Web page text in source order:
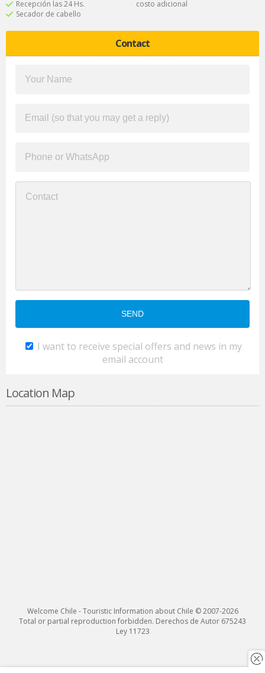
Recepción las 24 Hs.
Secador de cabello
costo adicional
Contact
I want to receive special offers and news in my
email account
Location Map
Welcome Chile - Touristic Information about Chile © 2007-2026
Total or partial reproduction forbidden. Derechos de Autor 675243
Ley 11723